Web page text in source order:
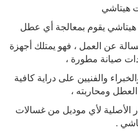
هيتاشي
يقوم بمعالجة أي عطل
عن العمل ، فهو يمتلك أجهزة
صيانة مطورة ،
والفنيين على دراية كافية
ومحاربته ،
الأصلية لأي موديل من غسالات
.